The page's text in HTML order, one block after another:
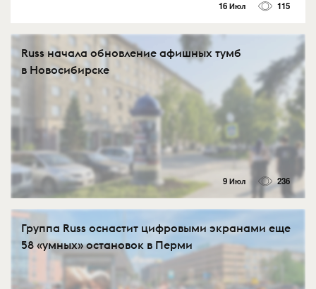
16 Июл 115
Russ начала обновление афишных тумб
в Новосибирске
9 Июл 236
Группа Russ оснастит цифровыми экранами еще
58 «умных» остановок в Перми